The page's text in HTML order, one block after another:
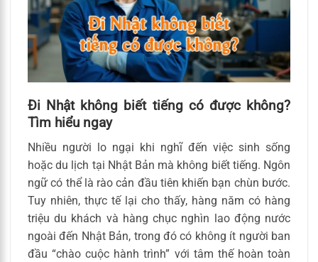
Đi Nhật không biết tiếng có được không?
Tìm hiểu ngay
Nhiều người lo ngại khi nghĩ đến việc sinh sống
hoặc du lịch tại Nhật Bản mà không biết tiếng. Ngôn
ngữ có thể là rào cản đầu tiên khiến bạn chùn bước.
Tuy nhiên, thực tế lại cho thấy, hàng năm có hàng
triệu du khách và hàng chục nghìn lao động nước
ngoài đến Nhật Bản, trong đó có không ít người ban
đầu “chào cuộc hành trình” với tâm thế hoàn toàn